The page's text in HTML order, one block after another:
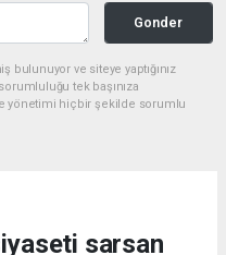
Gonder
bulunuyor ve siteye yaptığınız
tek başınıza
yönetimi hiçbir şekilde sorumlu
sarsan